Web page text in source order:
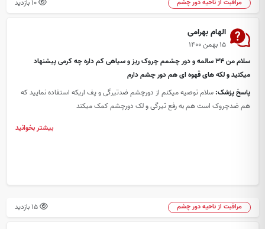
مراقبت از ناحیه دور چشم 10 بازدید
الهام بهرامی
۱۵ بهمن ۱۴۰۰
سلام من ۳۴ سالمه و دور چشمم چروک ریز و سیاهی کم داره چه کرمی پیشنهاد
میکنید و لکه های قهوه ای هم دور چشم دارم
پاسخ پزشک: سلام توصیه میکنم از دورچشم ضدتیرگی و پف اریکه استفاده نمایید که
هم ضدچروک است هم به رفع تیرگی و لک دورچشم کمک میکند
بیشتر بخوانید
مراقبت از ناحیه دور چشم 15 بازدید